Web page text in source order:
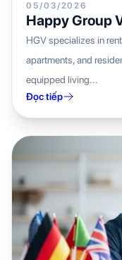
05/03/2026
Happy Group
HGV specializes in
apartments, and
equipped living...
Đọc tiếp